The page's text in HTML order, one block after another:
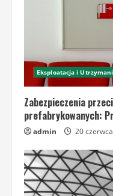
Eksploatacja i
Zabezpieczenia
prefabrykowanych:
admin 20